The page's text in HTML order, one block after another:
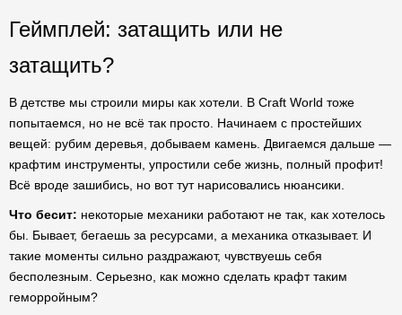
Геймплей: затащить или не
затащить?
В детстве мы строили миры как хотели. В Craft World тоже
попытаемся, но не всё так просто. Начинаем с простейших
вещей: рубим деревья, добываем камень. Двигаемся дальше —
крафтим инструменты, упростили себе жизнь, полный профит!
Всё вроде зашибись, но вот тут нарисовались нюансики.
Что бесит: некоторые механики работают не так, как хотелось
бы. Бывает, бегаешь за ресурсами, а механика отказывает. И
такие моменты сильно раздражают, чувствуешь себя
бесполезным. Серьезно, как можно сделать крафт таким
геморройным?